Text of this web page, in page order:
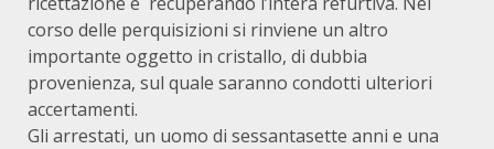
corso delle perquisizioni si rinviene un altro
importante oggetto in cristallo, di dubbia
provenienza, sul quale saranno condotti ulteriori
accertamenti.
Gli arrestati, un uomo di sessantasette anni e una